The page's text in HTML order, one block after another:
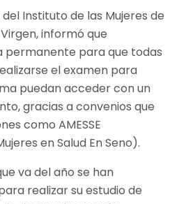
Instituto de las Mujeres de
informó que
permanente para que todas
el examen para
puedan acceder con un
gracias a convenios que
como AMESSE
en Salud En Seno).
va del año se han
realizar su estudio de